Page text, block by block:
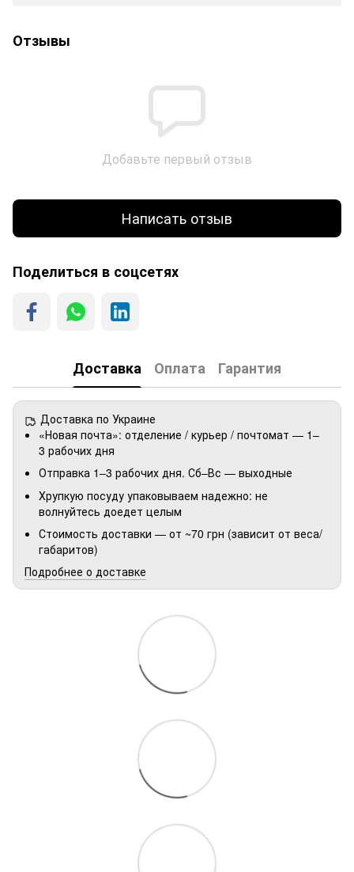
Отзывы
Добавьте первый отзыв
Написать отзыв
Поделиться в соцсетях
Доставка Оплата Гарантия
Доставка по Украине
«Новая почта»: отделение / курьер / почтомат — 1–
3 рабочих дня
Отправка 1–3 рабочих дня. Сб–Вс — выходные
Хрупкую посуду упаковываем надежно: не
волнуйтесь доедет целым
Стоимость доставки — от ~70 грн (зависит от веса/
габаритов)
Подробнее о доставке